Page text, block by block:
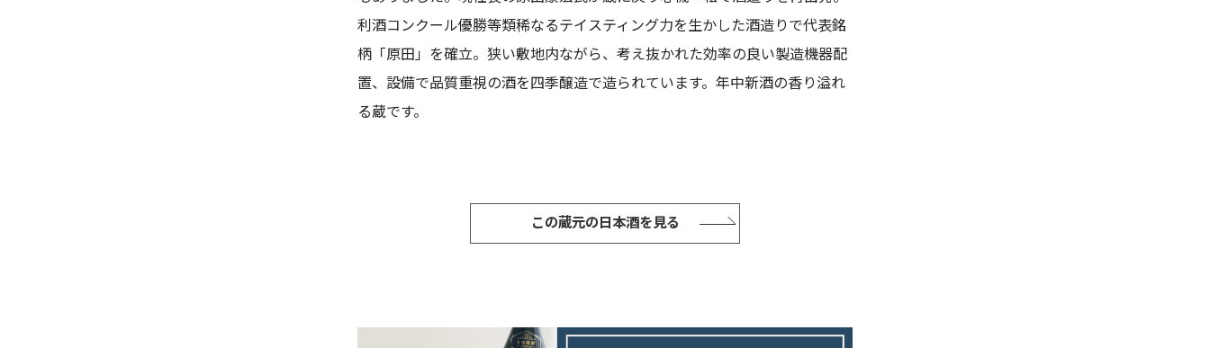
利酒コンクール優勝等類稀なるテイスティング力を生かした酒造りで代表銘
柄「原田」を確立。狭い敷地内ながら、考え抜かれた効率の良い製造機器配
置、設備で品質重視の酒を四季醸造で造られています。年中新酒の香り溢れ
る蔵です。
この蔵元の日本酒を見る